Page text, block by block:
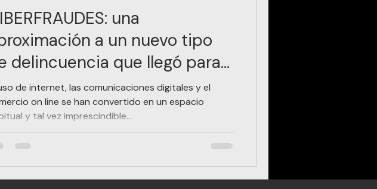
una
a un nuevo tipo
delincuencia que llegó para
de internet, las comunicaciones digitales y el
on line se han convertido en un espacio
y tal vez imprescindible...